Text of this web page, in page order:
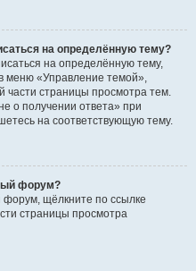
на определённую тему?
на определённую тему,
меню «Управление темой»,
части страницы просмотра тем.
о получении ответа» при
на соответствующую тему.
форум?
щёлкните по ссылке
страницы просмотра